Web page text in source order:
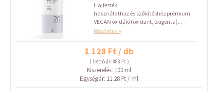
Hajfesték
használathoz és szőkítéshez prémium,
VEGÁN oxidáló (oxidant, oxigenta)...
Részletek »
1 128 Ft / db
( Nettó ár: 888 Ft )
Kiszerelés: 100 ml
Egységár: 11.28 Ft / ml